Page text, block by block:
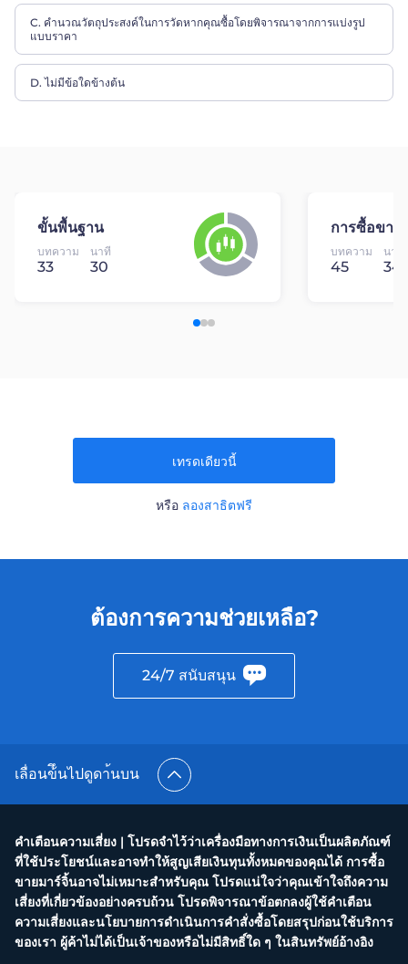
C. คำนวณวัตถุประสงค์ในการวัดหากคุณซื้อโดยพิจารณาจากการแบ่งรูป
แบบราคา
D. ไม่มีข้อใดข้างต้น
ขั้นพื้นฐาน
บทความ
33
นาที
30
การซื้อขาย
บทความ
45
นาที
34
เทรดเดียวนี้
หรือ ลองสาธิตฟรี
ต้องการความช่วยเหลือ?
24/7 สนับสนุน
เลื่อนข้ึนไปดูดา้นบน
คำเตือนความเสี่ยง | โปรดจำไว้ว่าเครื่องมือทางการเงินเป็นผลิตภัณฑ์
ที่ใช้ประโยชน์และอาจทำให้สูญเสียเงินทุนทั้งหมดของคุณได้ การซื้อ
ขายมาร์จิ้นอาจไม่เหมาะสำหรับคุณ โปรดแน่ใจว่าคุณเข้าใจถึงความ
เสี่ยงที่เกี่ยวข้องอย่างครบถ้วน โปรดพิจารณาข้อตกลงผู้ใช้คำเตือน
ความเสี่ยงและนโยบายการดำเนินการคำสั่งซื้อโดยสรุปก่อนใช้บริการ
ของเรา ผู้ค้าไม่ได้เป็นเจ้าของหรือไม่มีสิทธิ์ใด ๆ ในสินทรัพย์อ้างอิง